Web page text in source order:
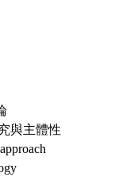
與主體性